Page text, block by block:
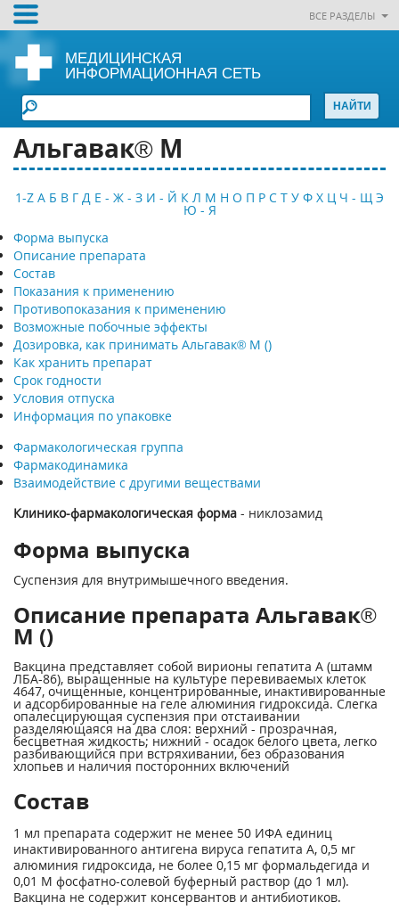
ВСЕ РАЗДЕЛЫ
МЕДИЦИНСКАЯ
ИНФОРМАЦИОННАЯ СЕТЬ
Альгавак® М
1-Z А Б В Г Д Е - Ж - З И - Й К Л М Н О П Р С Т У Ф Х Ц Ч - Щ Э
Ю - Я
Форма выпуска
Описание препарата
Состав
Показания к применению
Противопоказания к применению
Возможные побочные эффекты
Дозировка, как принимать Альгавак® М ()
Как хранить препарат
Срок годности
Условия отпуска
Информация по упаковке
Фармакологическая группа
Фармакодинамика
Взаимодействие с другими веществами
Клинико-фармакологическая форма - никлозамид
Форма выпуска
Суспензия для внутримышечного введения.
Описание препарата Альгавак®
М ()
Вакцина представляет собой вирионы гепатита А (штамм
ЛБА-86), выращенные на культуре перевиваемых клеток
4647, очищенные, концентрированные, инактивированные
и адсорбированные на геле алюминия гидроксида. Слегка
опалесцирующая суспензия при отстаивании
разделяющаяся на два слоя: верхний - прозрачная,
бесцветная жидкость; нижний - осадок белого цвета, легко
разбивающийся при встряхивании, без образования
хлопьев и наличия посторонних включений
Состав
1 мл препарата содержит не менее 50 ИФА единиц
инактивированного антигена вируса гепатита А, 0,5 мг
алюминия гидроксида, не более 0,15 мг формальдегида и
0,01 М фосфатно-солевой буферный раствор (до 1 мл).
Вакцина не содержит консервантов и антибиотиков.